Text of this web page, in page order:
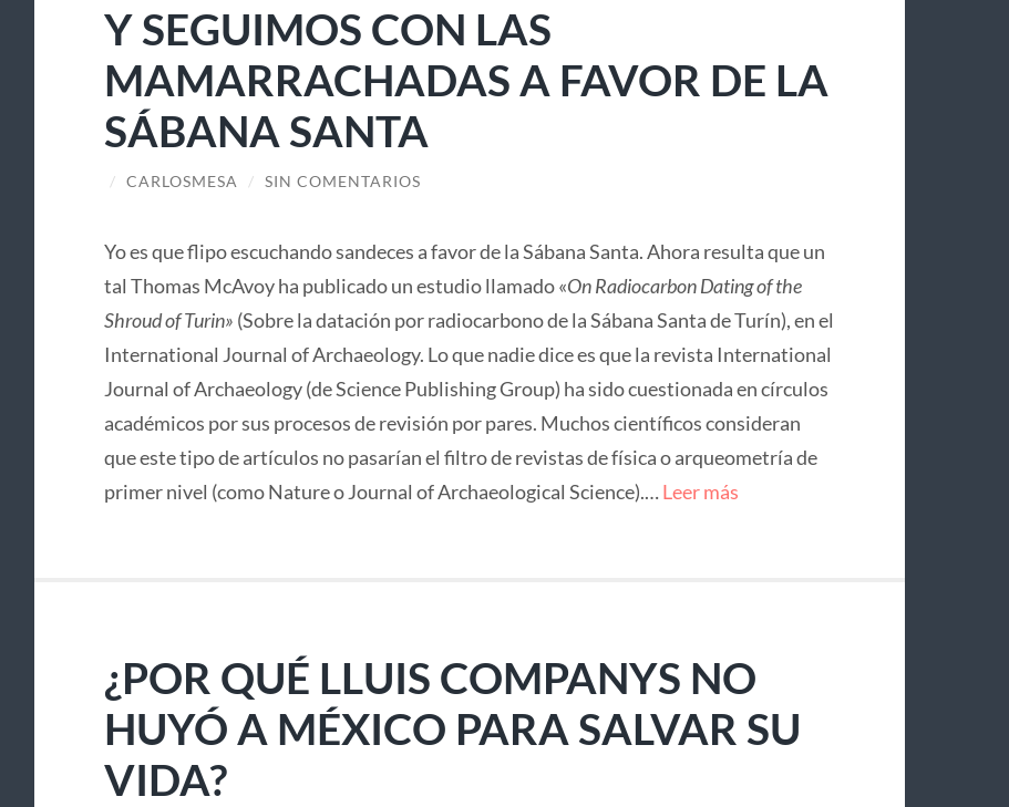
Y SEGUIMOS CON LAS
MAMARRACHADAS A FAVOR DE LA
SÁBANA SANTA
/ CARLOSMESA / SIN COMENTARIOS
Yo es que flipo escuchando sandeces a favor de la Sábana Santa. Ahora resulta que un
tal Thomas McAvoy ha publicado un estudio llamado «On Radiocarbon Dating of the
Shroud of Turin» (Sobre la datación por radiocarbono de la Sábana Santa de Turín), en el
International Journal of Archaeology. Lo que nadie dice es que la revista International
Journal of Archaeology (de Science Publishing Group) ha sido cuestionada en círculos
académicos por sus procesos de revisión por pares. Muchos científicos consideran
que este tipo de artículos no pasarían el filtro de revistas de física o arqueometría de
primer nivel (como Nature o Journal of Archaeological Science).…Leer más
¿POR QUÉ LLUIS COMPANYS NO
HUYÓ A MÉXICO PARA SALVAR SU
VIDA?